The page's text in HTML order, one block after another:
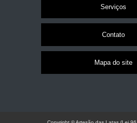
Serviços
Contato
Mapa do site